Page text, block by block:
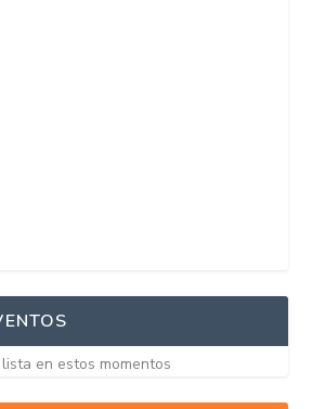
en estos momentos